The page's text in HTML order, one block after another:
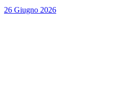
26 Giugno 2026